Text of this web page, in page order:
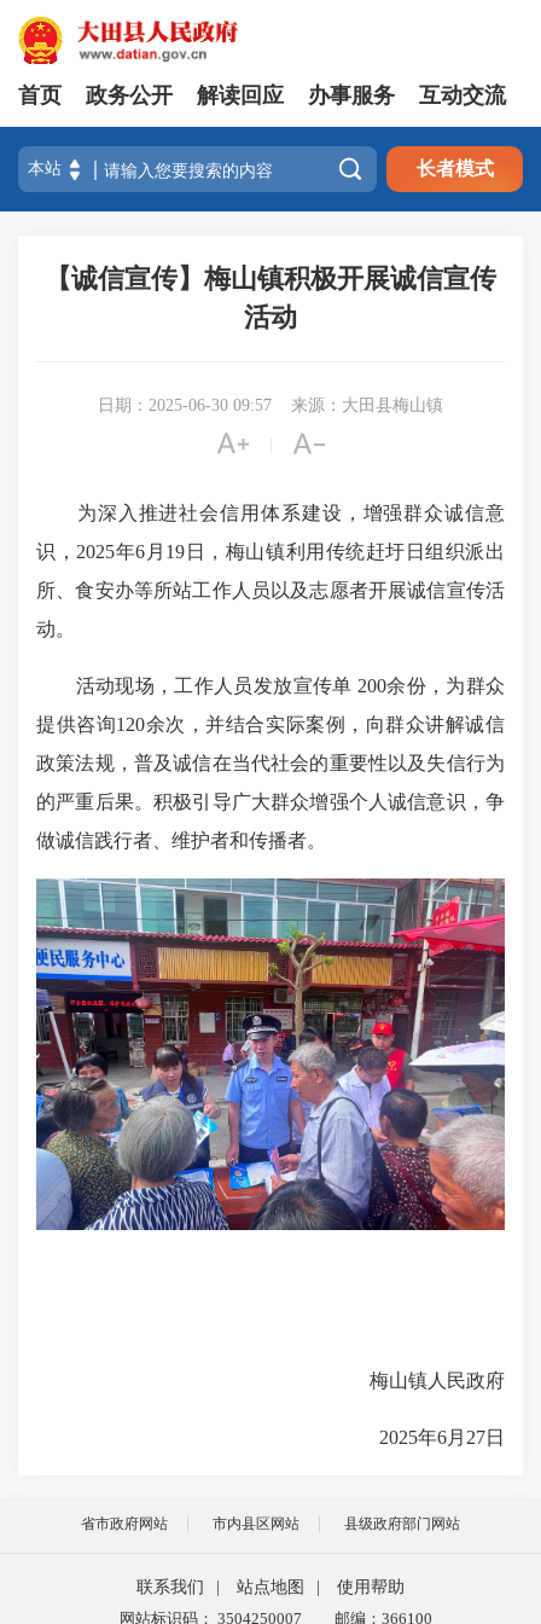
首页 政务公开 解读回应 办事服务 互动交流
 长者模式
【诚信宣传】梅山镇积极开展诚信宣传
活动
日期：2025-06-30 09:57 来源：大田县梅山镇
 
为深入推进社会信用体系建设，增强群众诚信意
识，2025年6月19日，梅山镇利用传统赶圩日组织派出
所、食安办等所站工作人员以及志愿者开展诚信宣传活
动。
活动现场，工作人员发放宣传单 200余份，为群众
提供咨询120余次，并结合实际案例，向群众讲解诚信
政策法规，普及诚信在当代社会的重要性以及失信行为
的严重后果。积极引导广大群众增强个人诚信意识，争
做诚信践行者、维护者和传播者。
梅山镇人民政府
2025年6月27日
省市政府网站 市内县区网站 县级政府部门网站
联系我们 站点地图
使用帮助
网站标识码： 3504250007
邮编：366100